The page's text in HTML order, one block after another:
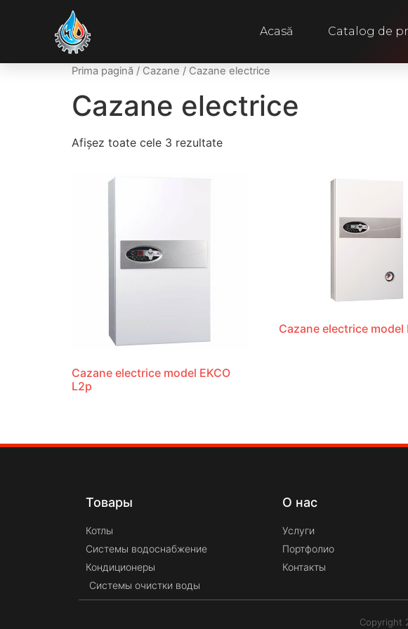
Acasă Catalog de
Prima pagină / Cazane / Cazane electrice
Cazane electrice
Afișez toate cele 3 rezultate
Cazane electrice model EKCO
L2p
Cazane electrice model
Товары
Котлы
Системы водоснабжение
Кондиционеры
Системы очистки воды
О нас
Услуги
Портфолио
Контакты
Copyright